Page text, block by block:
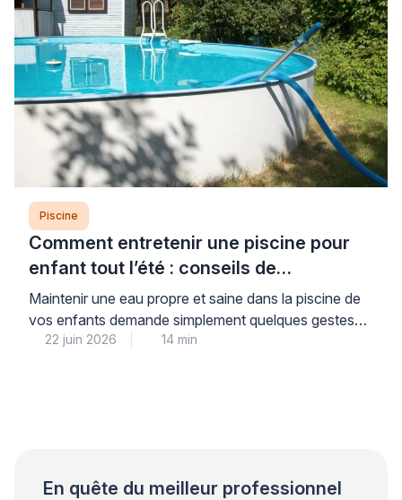
Piscine
Comment entretenir une piscine pour
enfant tout l’été : conseils de
professionnel
Maintenir une eau propre et saine dans la piscine de
vos enfants demande simplement quelques gestes
réguliers mais faciles à intégrer dans votre routine
22 juin 2026 14 min
En quête du meilleur professionnel